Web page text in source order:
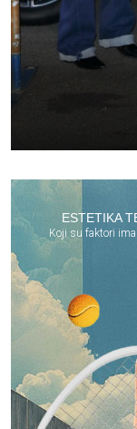
ESTETIKA
Koji su faktori